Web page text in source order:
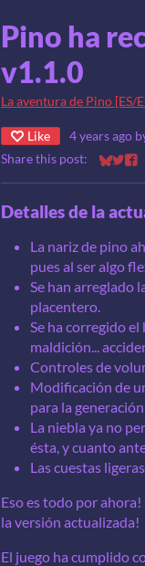
Pino ha
v1.1.0
La aventura de Pino [ES/
Like 4 years ago
Share this post:
Share
Detalles de la
La nariz de pino
pues al ser algo
Se han arreglado
placentero.
Se ha corregido
maldición...
Controles de
Modificación de
para la
La niebla ya no
ésta, y cuanto
Las cuestas
Eso es todo por
la versión actualizada!
El juego ha cumplido